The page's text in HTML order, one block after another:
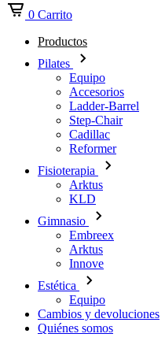
0 Carrito
Productos
Pilates
Equipo
Accesorios
Ladder-Barrel
Step-Chair
Cadillac
Reformer
Fisioterapia
Arktus
KLD
Gimnasio
Embreex
Arktus
Innove
Estética
Equipo
Cambios y devoluciones
Quiénes somos